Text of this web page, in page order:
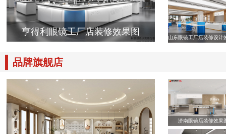
亨得利眼镜工厂店装修效果图
山东眼镜工厂店装修设计
品牌旗舰店
济南眼镜店装修效果